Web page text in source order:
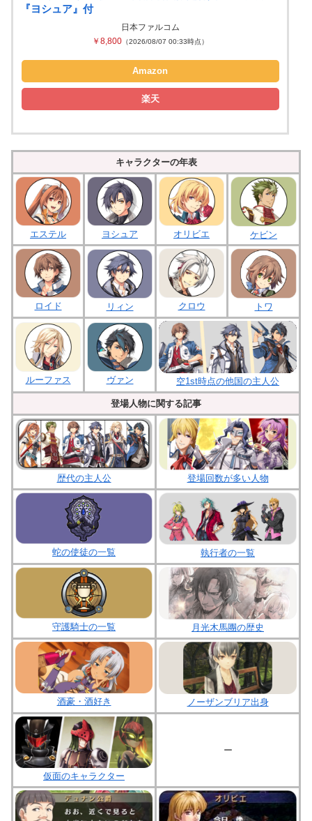
『ヨシュア』付
日本ファルコム
￥8,800 （2026/08/07 00:33時点）
Amazon
楽天
キャラクターの年表
エステル ヨシュア オリビエ ケビン
ロイド リィン クロウ トワ
ルーファス ヴァン 空1st時点の他国の主人公
登場人物に関する記事
歴代の主人公 登場回数が多い人物
蛇の使徒の一覧 執行者の一覧
守護騎士の一覧 月光木馬團の歴史
酒豪・酒好き ノーザンブリア出身
仮面のキャラクター
ー